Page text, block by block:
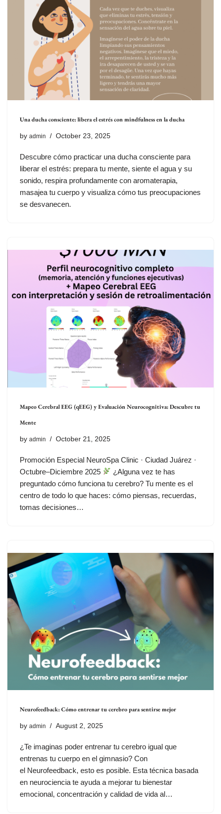
Una ducha consciente: libera el estrés con mindfulness en la ducha
by admin October 23, 2025
Descubre cómo practicar una ducha consciente para
liberar el estrés: prepara tu mente, siente el agua y su
sonido, respira profundamente con aromaterapia,
masajea tu cuerpo y visualiza cómo tus preocupaciones
se desvanecen.
Mapeo Cerebral EEG (qEEG) y Evaluación Neurocognitiva: Descubre tu
Mente
by admin October 21, 2025
Promoción Especial NeuroSpa Clinic · Ciudad Juárez ·
Octubre–Diciembre 2025
¿Alguna vez te has
preguntado cómo funciona tu cerebro? Tu mente es el
centro de todo lo que haces: cómo piensas, recuerdas,
tomas decisiones…
Neurofeedback: Cómo entrenar tu cerebro para sentirse mejor
by admin August 2, 2025
¿Te imaginas poder entrenar tu cerebro igual que
entrenas tu cuerpo en el gimnasio? Con
el Neurofeedback, esto es posible. Esta técnica basada
en neurociencia te ayuda a mejorar tu bienestar
emocional, concentración y calidad de vida al…